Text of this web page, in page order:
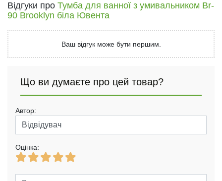
Відгуки про Тумба для ванної з умивальником Br-
90 Brooklyn біла Ювента
Ваш відгук може бути першим.
Що ви думаєте про цей товар?
Автор:
Оцінка: